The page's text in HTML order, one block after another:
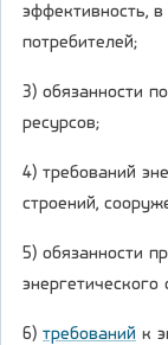
эффективность,
потребителей;
3) обязанности
ресурсов;
4) требований
строений,
5) обязанности
энергетического
6) требований к